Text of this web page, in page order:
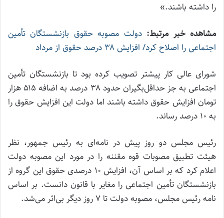
را داشته باشند.»
مشاهده خبر مرتبط: دولت مصوبه حقوق بازنشستگان تأمین
اجتماعی را اصلاح کرد/ افزایش ۳۸ درصد حقوق از مرداد
شورای عالی کار پیشتر تصویب کرده بود تا بازنشستگان تأمین
اجتماعی به جز حداقل‌بگیران حدود ۳۸ درصد به اضافه ۵۱۵ هزار
تومان افزایش حقوق داشته باشند اما دولت این افزایش حقوق را
به ۱۰ درصد رساند.
رئیس مجلس دو روز پیش در نامه‌ای به رئیس جمهور، نظر
هیئت تطبیق مصوبات قوه مقننه را در مورد این مصوبه دولت
اعلام کرد که بر اساس آن، افزایش ۱۰ درصدی حقوق این گروه از
بازنشستگان تأمین اجتماعی را مغایر با قانون دانست. بر اساس
نامه رئیس مجلس، مصوبه دولت تا ۷ روز دیگر بی‌اثر می‌شد.